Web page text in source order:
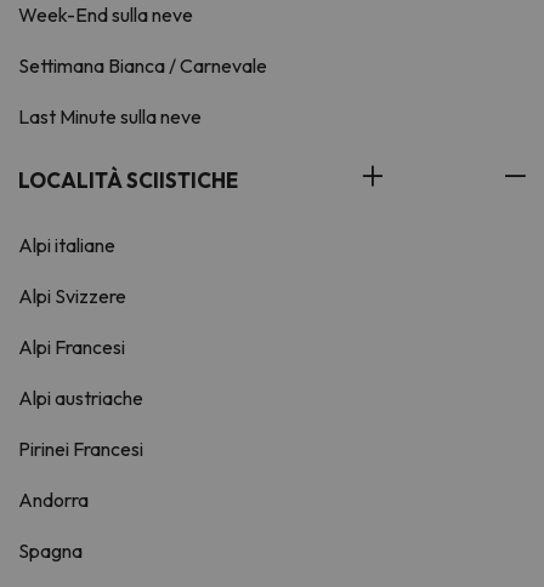
Week-End sulla neve
Settimana Bianca / Carnevale
Last Minute sulla neve
LOCALITÀ SCIISTICHE
Alpi italiane
Alpi Svizzere
Alpi Francesi
Alpi austriache
Pirinei Francesi
Andorra
Spagna